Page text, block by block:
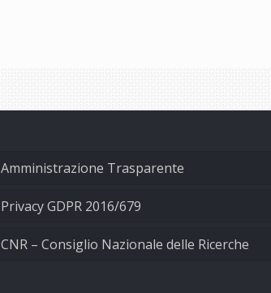
Amministrazione Trasparente
Privacy GDPR 2016/679
CNR – Consiglio Nazionale delle Ricerche